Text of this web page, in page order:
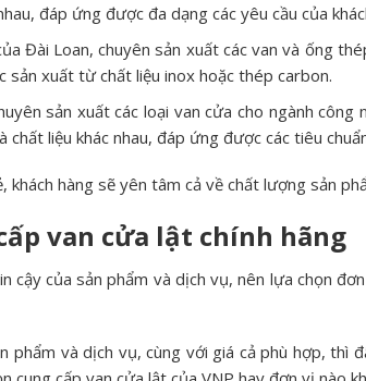
đáp ứng được đa dạng các yêu cầu của
Đài Loan, chuyên sản xuất các van và ống
sản xuất từ chất liệu inox hoặc thép carbon.
sản xuất các loại van cửa cho ngành
chất liệu khác nhau, đáp ứng được các tiêu
khách hàng sẽ yên tâm cả về chất lượng sản
van cửa lật chính hãng
cậy của sản phẩm và dịch vụ, nên lựa chọn
và dịch vụ, cùng với giá cả phù hợp, thì